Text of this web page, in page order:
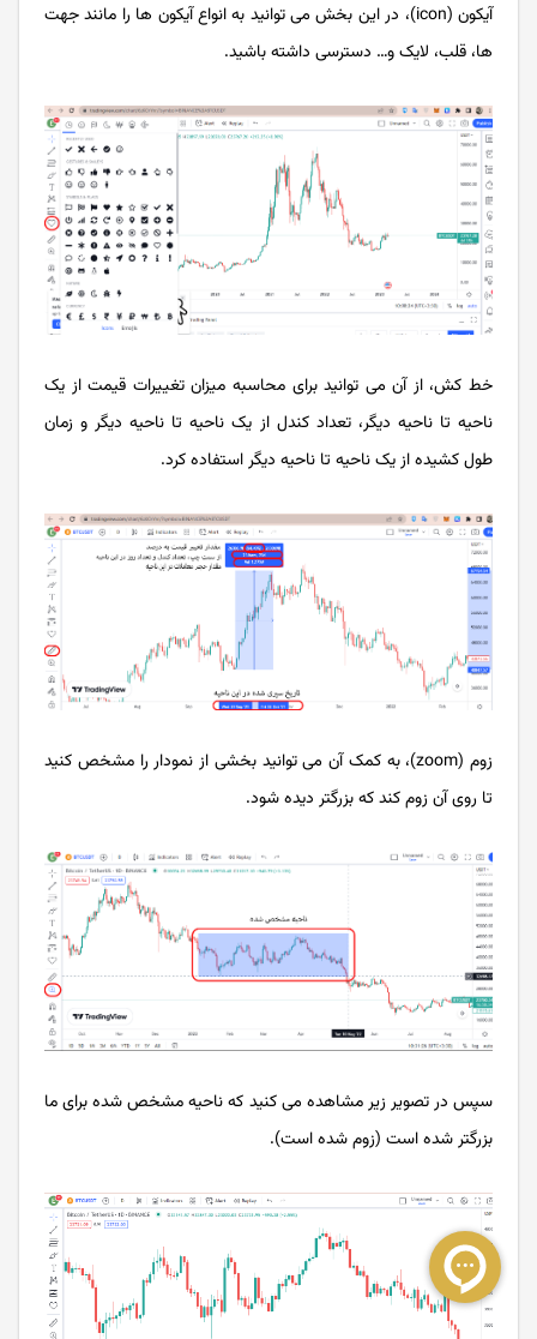
آیکون (icon)، در این بخش می توانید به انواع آیکون ها را مانند جهت
ها، قلب، لایک و… دسترسی داشته باشید.
خط کش، از آن می توانید برای محاسبه میزان تغییرات قیمت از یک
ناحیه تا ناحیه دیگر، تعداد کندل از یک ناحیه تا ناحیه دیگر و زمان
طول کشیده از یک ناحیه تا ناحیه دیگر استفاده کرد.
زوم (zoom)، به کمک آن می توانید بخشی از نمودار را مشخص کنید
تا روی آن زوم کند که بزرگتر دیده شود.
سپس در تصویر زیر مشاهده می کنید که ناحیه مشخص شده برای ما
بزرگتر شده است (زوم شده است).